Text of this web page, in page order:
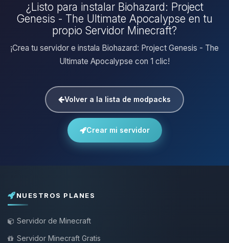
¿Listo para instalar Biohazard: Project
Genesis - The Ultimate Apocalypse en tu
propio Servidor Minecraft?
¡Crea tu servidor e instala Biohazard: Project Genesis - The
Ultimate Apocalypse con 1 clic!
Volver a la lista de modpacks
Crear mi servidor
NUESTROS PLANES
Servidor de Minecraft
Servidor Minecraft Gratis